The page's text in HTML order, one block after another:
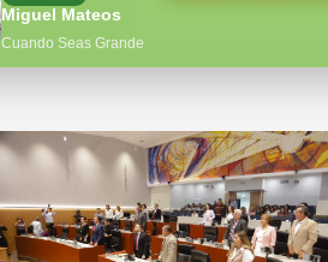
Miguel Mateos
Cuando Seas Grande